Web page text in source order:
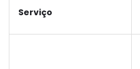
Serviço